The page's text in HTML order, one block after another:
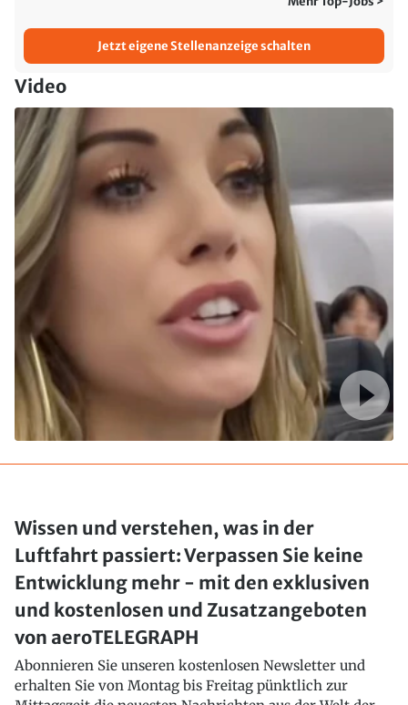
Jetzt eigene Stellenanzeige schalten
Video
Wissen und verstehen, was in der
Luftfahrt passiert: Verpassen Sie keine
Entwicklung mehr - mit den exklusiven
und kostenlosen und Zusatzangeboten
von aeroTELEGRAPH
Abonnieren Sie unseren kostenlosen Newsletter und
erhalten Sie von Montag bis Freitag pünktlich zur